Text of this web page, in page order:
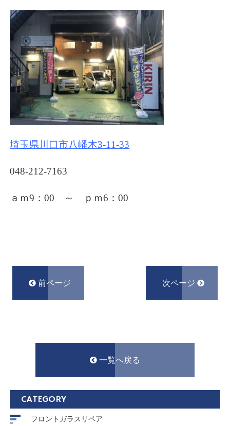
埼玉県川口市八幡木3-11-33
048-212-7163
ａｍ9：00 ～ ｐｍ6：00
前ページ 次ページ
一覧へ戻る
CATEGORY
フロントガラスリペア